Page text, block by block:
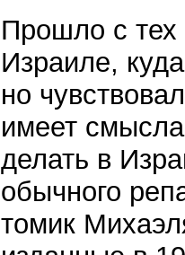
Прошло с тех
Израиле,
но
имеет
делать в
обычного
томик